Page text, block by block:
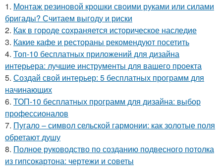
1. Монтаж резиновой крошки своими руками или силами
бригады? Считаем выгоду и риски
2. Как в городе сохраняется историческое наследие
3. Какие кафе и рестораны рекомендуют посетить
4. Топ-10 бесплатных приложений для дизайна
интерьера: лучшие инструменты для вашего проекта
5. Создай свой интерьер: 5 бесплатных программ для
начинающих
6. ТОП-10 бесплатных программ для дизайна: выбор
профессионалов
7. Пугало – символ сельской гармонии: как золотые поля
обретают душу
8. Полное руководство по созданию подвесного потолка
из гипсокартона: чертежи и советы